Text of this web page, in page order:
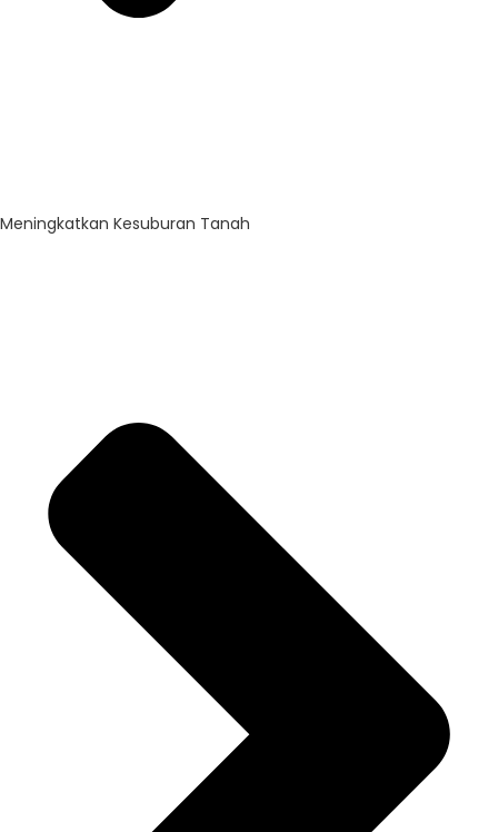
Meningkatkan Kesuburan Tanah